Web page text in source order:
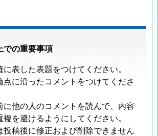
での重要事項
に表した表題をつけてください。
点に沿ったコメントをつけてくださ
に他の人のコメントを読んで、内容
複を避けるようにしてください。
投稿後に修正および削除できません